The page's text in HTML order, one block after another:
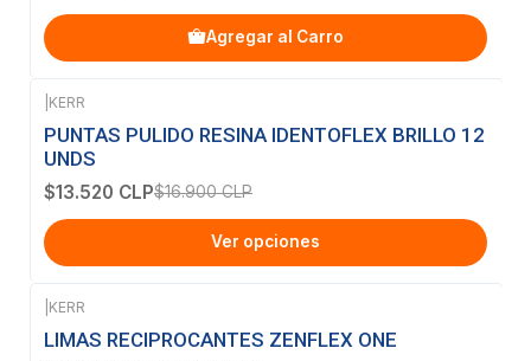
Agregar al Carro
-20%OFF
KERR
PUNTAS PULIDO RESINA IDENTOFLEX BRILLO 12
UNDS
$13.520 CLP$16.900 CLP
Ver opciones
-12%OFF
KERR
LIMAS RECIPROCANTES ZENFLEX ONE